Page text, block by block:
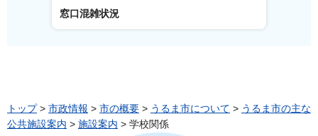
窓口混雑状況
トップ> 市政情報 > 市の概要 > うるま市について > うるま市の主な
公共施設案内 > 施設案内 > 学校関係